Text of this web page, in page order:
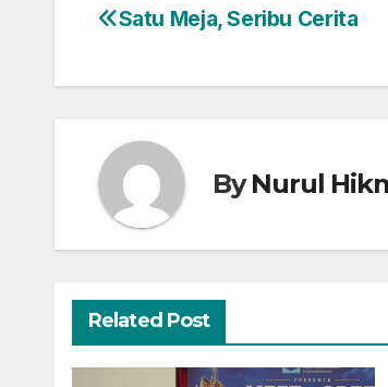
Post
Satu Meja, Seribu Cerita
ByNurul
Related Post